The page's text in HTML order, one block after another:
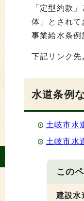
「定型約款
体」とされ
事業給水条例
下記リンク先
水道条例
土岐市水
土岐市水
この
建設